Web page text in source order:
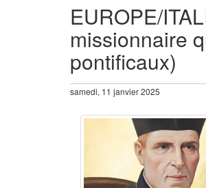
EUROPE/
missionnaire
pontificaux)
samedi, 11 janvier 2025